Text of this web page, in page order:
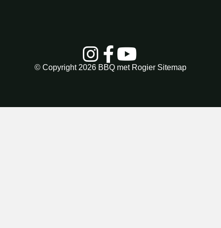
© Copyright 2026 BBQ met Rogier Sitemap